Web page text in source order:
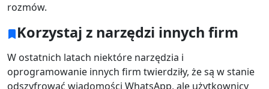
rozmów.
Korzystaj z narzędzi innych firm
W ostatnich latach niektóre narzędzia i
oprogramowanie innych firm twierdziły, że są w stanie
odszyfrować wiadomości WhatsApp, ale użytkownicy
Norsk
Suomalainen Svenska